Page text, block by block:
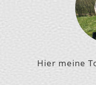
Hier meine